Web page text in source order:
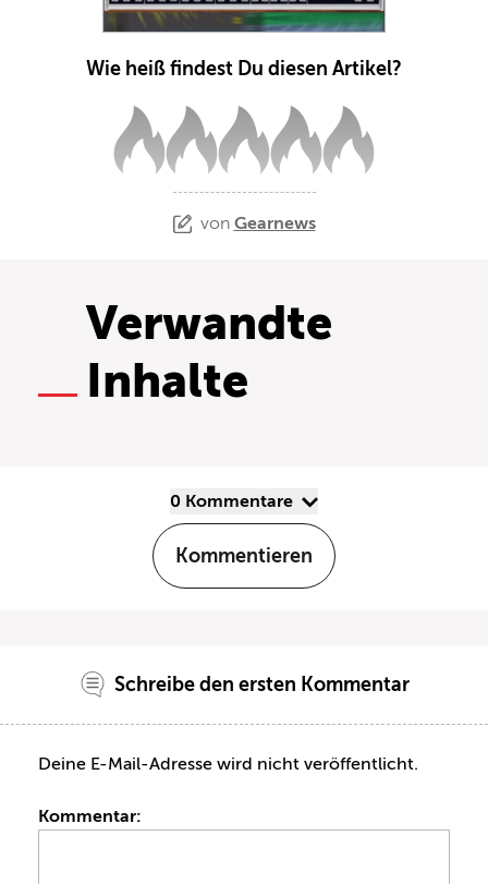
Wie heiß findest Du diesen Artikel?
von Gearnews
Verwandte
Inhalte
0 Kommentare
Kommentieren
Schreibe den ersten Kommentar
Deine E-Mail-Adresse wird nicht veröffentlicht.
Kommentar: